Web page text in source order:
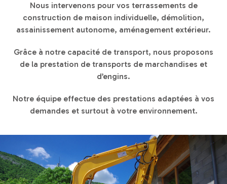
Nous intervenons pour vos terrassements de
construction de maison individuelle, démolition,
assainissement autonome, aménagement extérieur.
Grâce à notre capacité de transport, nous proposons
de la prestation de transports de marchandises et
d’engins.
Notre équipe effectue des prestations adaptées à vos
demandes et surtout à votre environnement.